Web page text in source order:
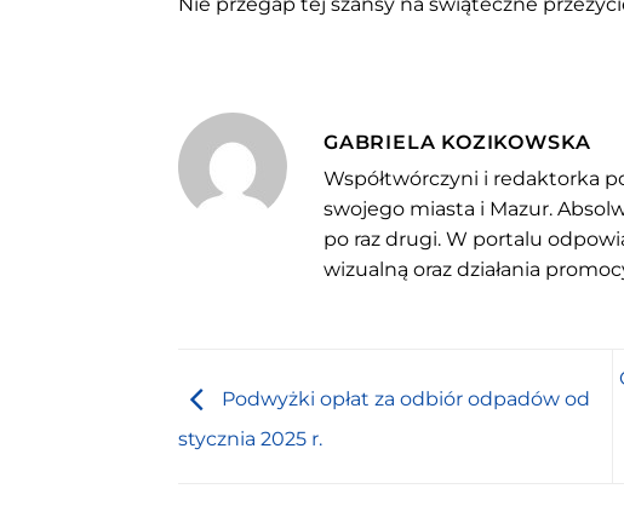
GABRIELA KOZIKOWSKA
Współtwórczyni i redaktorka
swojego miasta i Mazur.
po raz drugi. W portalu
wizualną oraz działania
Podwyżki opłat za odbiór odpadów od
stycznia 2025 r.